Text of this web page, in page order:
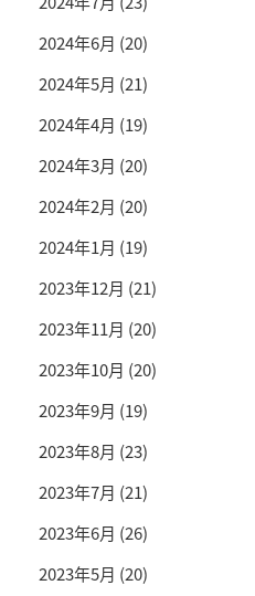
2024年6月 (20)
2024年5月 (21)
2024年4月 (19)
2024年3月 (20)
2024年2月 (20)
2024年1月 (19)
2023年12月 (21)
2023年11月 (20)
2023年10月 (20)
2023年9月 (19)
2023年8月 (23)
2023年7月 (21)
2023年6月 (26)
2023年5月 (20)